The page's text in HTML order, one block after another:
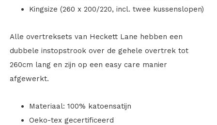
Kingsize (260 x 200/220, incl. twee kussenslopen)
Alle overtreksets van Heckett Lane hebben een
dubbele instopstrook over de gehele overtrek tot
260cm lang en zijn op een easy care manier
afgewerkt.
Materiaal: 100% katoensatijn
Oeko-tex gecertificeerd